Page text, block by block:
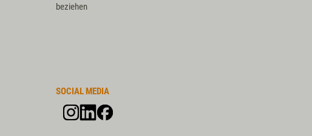
beziehen
SOCIAL MEDIA